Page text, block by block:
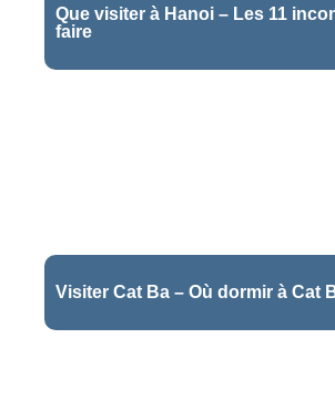
Que visiter à Hanoi – Les 11
faire
Visiter Cat Ba – Où dormir à Cat